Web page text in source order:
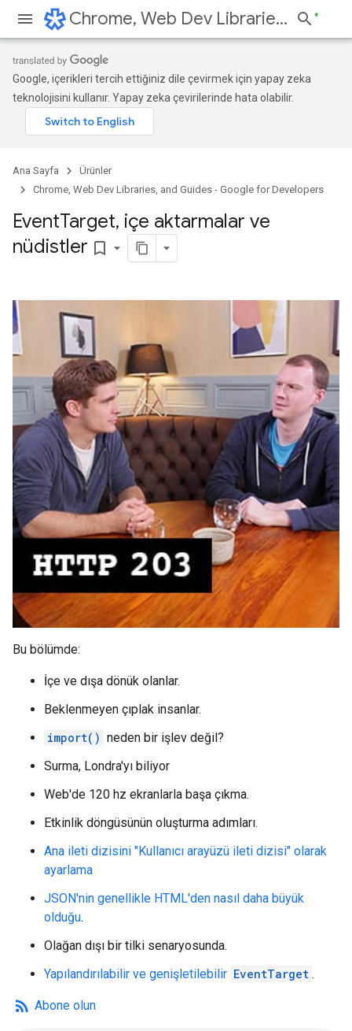
Chrome, Web Dev Libraries, and Guides - Google for Developers
Google, içerikleri tercih ettiğiniz dile çevirmek için yapay zeka
teknolojisini kullanır. Yapay zeka çevirilerinde hata olabilir.
Ana Sayfa
Ürünler
Chrome, Web Dev Libraries, and Guides - Google for Developers
EventTarget, içe aktarmalar ve
nüdistler bookmark_border
Bu bölümde:
İçe ve dışa dönük olanlar.
Beklenmeyen çıplak insanlar.
import() neden bir işlev değil?
Surma, Londra'yı biliyor
Web'de 120 hz ekranlarla başa çıkma.
Etkinlik döngüsünün oluşturma adımları.
Ana ileti dizisini "Kullanıcı arayüzü ileti dizisi" olarak
ayarlama
JSON'nin genellikle HTML'den nasıl daha büyük
olduğu.
Olağan dışı bir tilki senaryosunda.
Yapılandırılabilir ve genişletilebilir EventTarget .
rss_feed Abone olun